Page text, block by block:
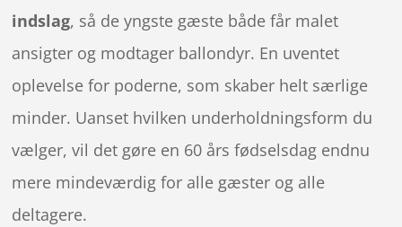
indslag, så de yngste gæste både får malet
ansigter og modtager ballondyr. En uventet
oplevelse for poderne, som skaber helt særlige
minder. Uanset hvilken underholdningsform du
vælger, vil det gøre en 60 års fødselsdag endnu
mere mindeværdig for alle gæster og alle
deltagere.